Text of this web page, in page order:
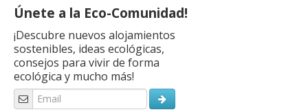
Únete a la Eco-Comunidad!
¡Descubre nuevos alojamientos
sostenibles, ideas ecológicas,
consejos para vivir de forma
ecológica y mucho más!